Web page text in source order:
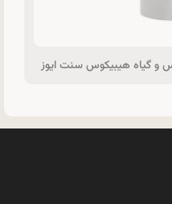
و گیاه هیبیکوس سنت ایوز